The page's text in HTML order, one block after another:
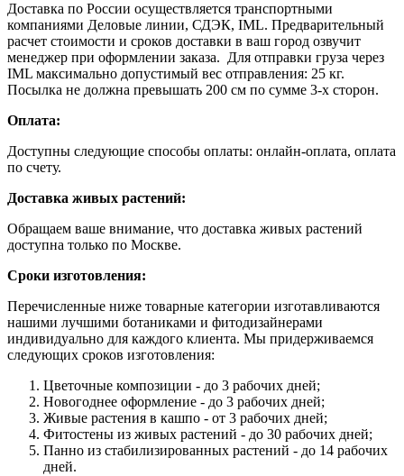
Доставка по России осуществляется транспортными
компаниями Деловые линии, СДЭК, IML. Предварительный
расчет стоимости и сроков доставки в ваш город озвучит
менеджер при оформлении заказа. Для отправки груза через
IML максимально допустимый вес отправления: 25 кг.
Посылка не должна превышать 200 см по сумме 3-х сторон.
Оплата:
Доступны следующие способы оплаты: онлайн-оплата, оплата
по счету.
Доставка живых растений:
Обращаем ваше внимание, что доставка живых растений
доступна только по Москве.
Сроки изготовления:
Перечисленные ниже товарные категории изготавливаются
нашими лучшими ботаниками и фитодизайнерами
индивидуально для каждого клиента. Мы придерживаемся
следующих сроков изготовления:
Цветочные композиции - до 3 рабочих дней;
Новогоднее оформление - до 3 рабочих дней;
Живые растения в кашпо - от 3 рабочих дней;
Фитостены из живых растений - до 30 рабочих дней;
Панно из стабилизированных растений - до 14 рабочих
дней.